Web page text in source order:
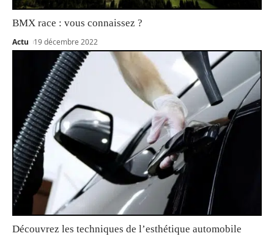
BMX race : vous connaissez ?
Actu 19 décembre 2022
Découvrez les techniques de l’esthétique automobile